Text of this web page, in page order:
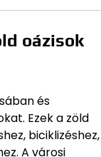
oázisok
és
Ezek a zöld
biciklizéshez,
A városi